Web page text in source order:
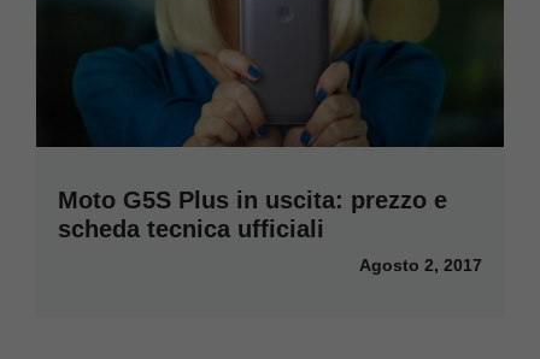
Moto G5S Plus in uscita: prezzo e
scheda tecnica ufficiali
Agosto 2, 2017